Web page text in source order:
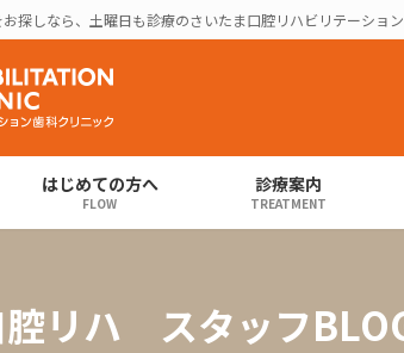
探しなら、土曜日も診療のさいたま口腔リハビリテーショ
はじめての方へ
FLOW
診療案内
TREATMENT
腔リハ スタッフ